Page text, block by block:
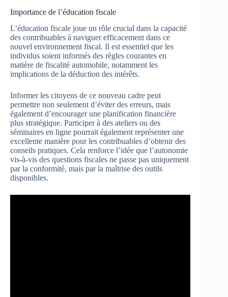
Importance de l’éducation fiscale
L’éducation fiscale joue un rôle crucial dans la capacité
des contribuables à naviguer efficacement dans ce
nouvel environnement fiscal. Il est essentiel que les
individus soient informés des règles courantes en
matière de fiscalité automobile, notamment les
implications de la déduction des intérêts.
Informer les citoyens de ce nouveau cadre peut
permettre non seulement d’éviter des erreurs, mais
également d’encourager une planification financière
plus stratégique. Participer à des ateliers ou des
séminaires en ligne pourrait également représenter une
excellente manière pour les contribuables d’obtenir des
conseils pratiques. Cela renforce l’idée que l’autonomie
vis-à-vis des questions fiscales ne passe pas uniquement
par la conformité, mais par la maîtrise des outils
disponibles.